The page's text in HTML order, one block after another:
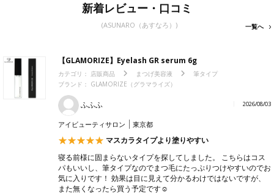
新着レビュー・口コミ
(ASUNARO（あすなろ）) 一覧へ
【GLAMORIZE】Eyelash GR serum 6g
カテゴリ： 店販商品 まつげ美容液
筆タイプ
ブランド： GLAMORIZE（グラマライズ）
ふふふ 2026/08/03
アイビューティサロン 東京都
マスカラタイプより塗りやすい
寝る前様に固まらないタイプを探してしました。 こちらはコス
パもいいし、筆タイプなのでまつ毛にたっぷりつけやすいのでお
気に入りです！ 効果は目に見えて分かるわけではないですが、
また無くなったら買う予定です☺︎